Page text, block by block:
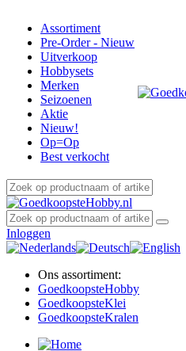
Assortiment
Pre-Order - Nieuw
Uitverkoop
Hobbysets
Merken
Seizoenen
Aktie
Nieuw!
Op=Op
Best verkocht
Inloggen
Ons assortiment:
GoedkoopsteHobby
GoedkoopsteKlei
GoedkoopsteKralen